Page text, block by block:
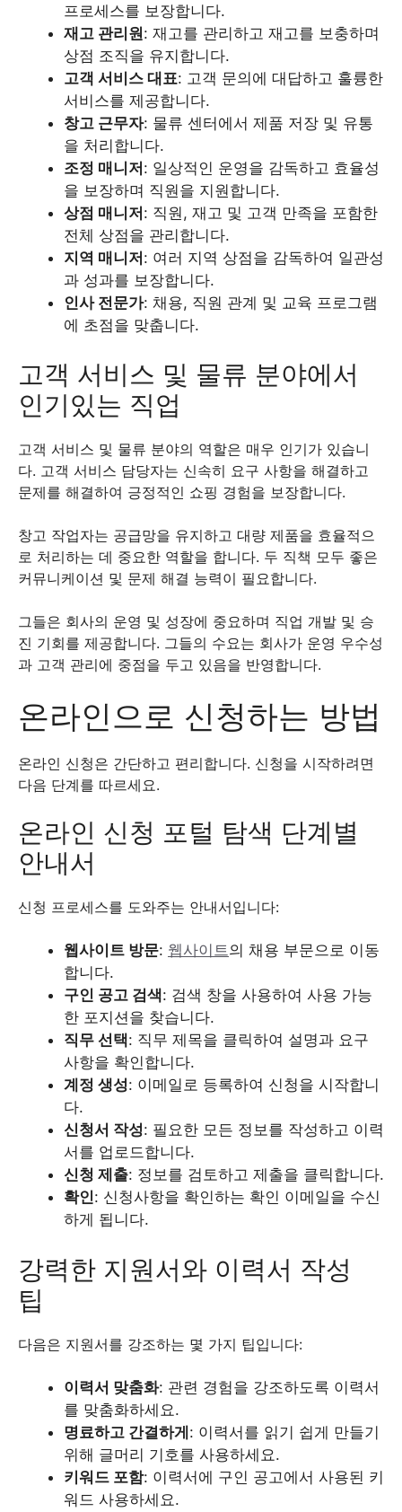
프로세스를 보장합니다.
재고 관리원: 재고를 관리하고 재고를 보충하며
상점 조직을 유지합니다.
고객 서비스 대표: 고객 문의에 대답하고 훌륭한
서비스를 제공합니다.
창고 근무자: 물류 센터에서 제품 저장 및 유통
을 처리합니다.
조정 매니저: 일상적인 운영을 감독하고 효율성
을 보장하며 직원을 지원합니다.
상점 매니저: 직원, 재고 및 고객 만족을 포함한
전체 상점을 관리합니다.
지역 매니저: 여러 지역 상점을 감독하여 일관성
과 성과를 보장합니다.
인사 전문가: 채용, 직원 관계 및 교육 프로그램
에 초점을 맞춥니다.
고객 서비스 및 물류 분야에서
인기있는 직업
고객 서비스 및 물류 분야의 역할은 매우 인기가 있습니
다. 고객 서비스 담당자는 신속히 요구 사항을 해결하고
문제를 해결하여 긍정적인 쇼핑 경험을 보장합니다.
창고 작업자는 공급망을 유지하고 대량 제품을 효율적으
로 처리하는 데 중요한 역할을 합니다. 두 직책 모두 좋은
커뮤니케이션 및 문제 해결 능력이 필요합니다.
그들은 회사의 운영 및 성장에 중요하며 직업 개발 및 승
진 기회를 제공합니다. 그들의 수요는 회사가 운영 우수성
과 고객 관리에 중점을 두고 있음을 반영합니다.
온라인으로 신청하는 방법
온라인 신청은 간단하고 편리합니다. 신청을 시작하려면
다음 단계를 따르세요.
온라인 신청 포털 탐색 단계별
안내서
신청 프로세스를 도와주는 안내서입니다:
웹사이트 방문: 웹사이트의 채용 부문으로 이동
합니다.
구인 공고 검색: 검색 창을 사용하여 사용 가능
한 포지션을 찾습니다.
직무 선택: 직무 제목을 클릭하여 설명과 요구
사항을 확인합니다.
계정 생성: 이메일로 등록하여 신청을 시작합니
다.
신청서 작성: 필요한 모든 정보를 작성하고 이력
서를 업로드합니다.
신청 제출: 정보를 검토하고 제출을 클릭합니다.
확인: 신청사항을 확인하는 확인 이메일을 수신
하게 됩니다.
강력한 지원서와 이력서 작성
팁
다음은 지원서를 강조하는 몇 가지 팁입니다:
이력서 맞춤화: 관련 경험을 강조하도록 이력서
를 맞춤화하세요.
명료하고 간결하게: 이력서를 읽기 쉽게 만들기
위해 글머리 기호를 사용하세요.
키워드 포함: 이력서에 구인 공고에서 사용된 키
워드 사용하세요.